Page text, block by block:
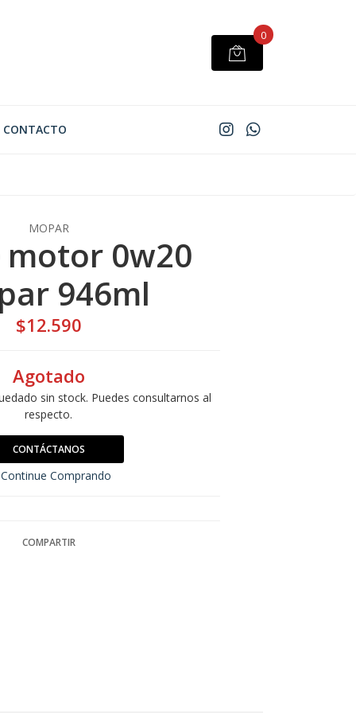
0
CONTACTO
MOPAR
motor 0w20
946ml
$12.590
Agotado
sin stock. Puedes consultarnos al
respecto.
CONTÁCTANOS
Comprando
COMPARTIR